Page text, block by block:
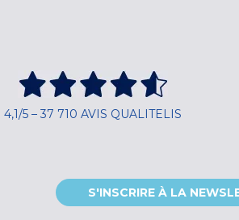
4,1/5 – 37 710 AVIS QUALITELIS
S'INSCRIRE À LA